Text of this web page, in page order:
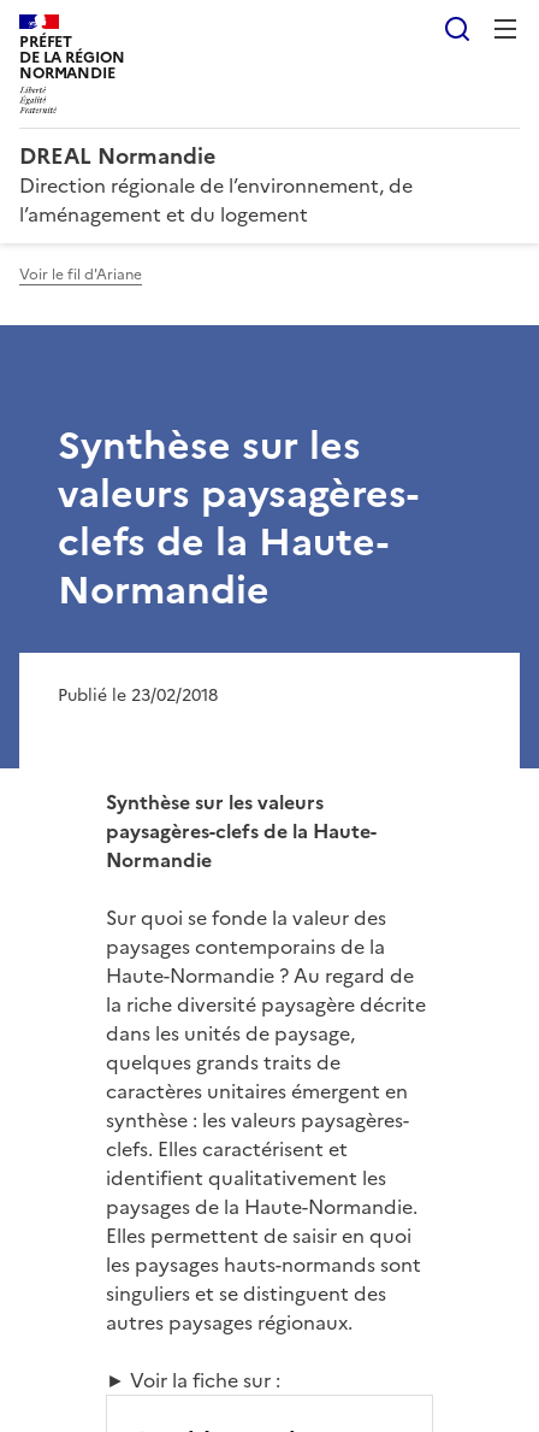
PRÉFET
DE LA RÉGION
NORMANDIE
DREAL Normandie
Direction régionale de l’environnement, de
l’aménagement et du logement
Voir le fil d'Ariane
Synthèse sur les
valeurs paysagères-
clefs de la Haute-
Normandie
Publié le 23/02/2018
Synthèse sur les valeurs
paysagères-clefs de la Haute-
Normandie
Sur quoi se fonde la valeur des
paysages contemporains de la
Haute-Normandie ? Au regard de
la riche diversité paysagère décrite
dans les unités de paysage,
quelques grands traits de
caractères unitaires émergent en
synthèse : les valeurs paysagères-
clefs. Elles caractérisent et
identifient qualitativement les
paysages de la Haute-Normandie.
Elles permettent de saisir en quoi
les paysages hauts-normands sont
singuliers et se distinguent des
autres paysages régionaux.
► Voir la fiche sur :